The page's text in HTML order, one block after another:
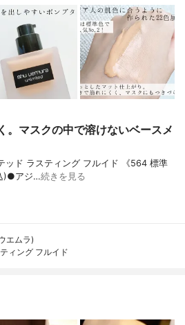
。マスクの中で溶けないベースメ
ッド ラスティング フルイド 《564 標準
)●アジ…続きを見る
エムラ)
ィング フルイド